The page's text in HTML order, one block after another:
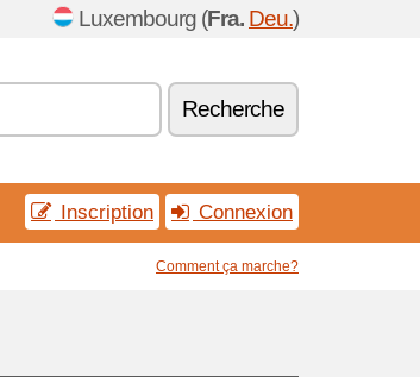
Luxembourg (Fra. Deu.)
Recherche
Inscription Connexion
Comment ça marche?